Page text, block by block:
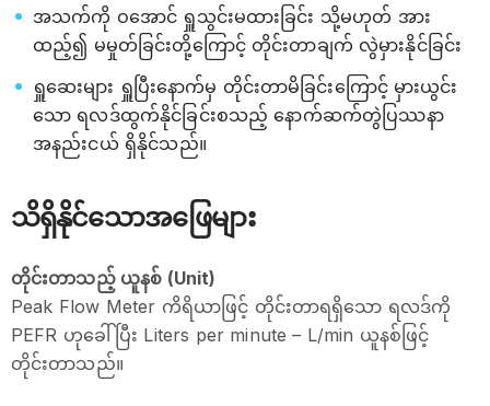
အသက်ကို ဝအောင် ရှူသွင်းမထားခြင်း သို့မဟုတ် အား
ထည့်၍ မမှုတ်ခြင်းတို့ကြောင့် တိုင်းတာချက် လွဲမှားနိုင်ခြင်း
ရှူဆေးများ ရှူပြီးနောက်မှ တိုင်းတာမိခြင်းကြောင့် မှားယွင်း
သော ရလဒ်ထွက်နိုင်ခြင်းစသည့် နောက်ဆက်တွဲပြဿနာ
အနည်းငယ် ရှိနိုင်သည်။
သိရှိနိုင်သောအဖြေများ
တိုင်းတာသည့် ယူနစ် (Unit)
Peak Flow Meter ကိရိယာဖြင့် တိုင်းတာရရှိသော ရလဒ်ကို
PEFR ဟုခေါ်ပြီး Liters per minute – L/min ယူနစ်ဖြင့်
တိုင်းတာသည်။